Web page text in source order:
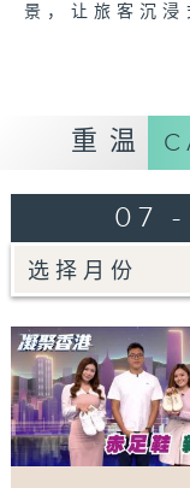
景，让旅客沉
赤足鞋是一种
设计理念源于
细讲解。
「民生美食关
今集我们由白
小食，更会到
的人气小炒，
回忆大学时光！
Tag: 凝聚香港
重温
07